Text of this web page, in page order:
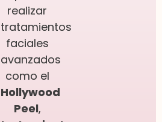
realizar
tratamientos
faciales
avanzados
como el
Hollywood
Peel,